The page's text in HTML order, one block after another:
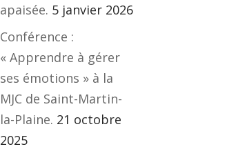
apaisée. 5 janvier 2026
Conférence :
« Apprendre à gérer
ses émotions » à la
MJC de Saint-Martin-
la-Plaine. 21 octobre
2025